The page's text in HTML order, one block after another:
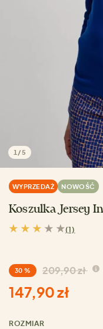
1 /5
WYPRZEDAŻ NOWOŚĆ
Koszulka Jersey
(1)
30 % 209,90 zł
147,90 zł
ROZMIAR